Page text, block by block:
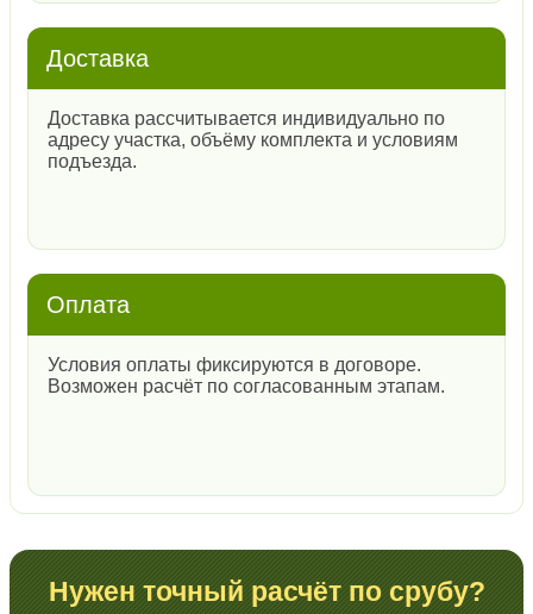
Доставка
Доставка рассчитывается индивидуально по
адресу участка, объёму комплекта и условиям
подъезда.
Оплата
Условия оплаты фиксируются в договоре.
Возможен расчёт по согласованным этапам.
Нужен точный расчёт по срубу?